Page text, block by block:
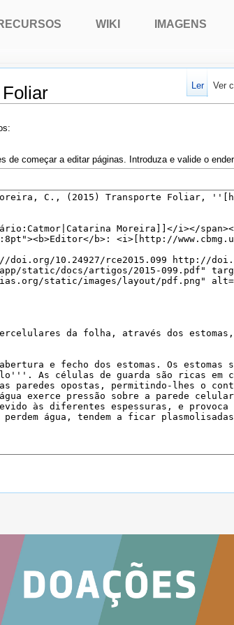
de começar a editar páginas. Introduza e valide o
WIKI IMAGENS
Ler Ver